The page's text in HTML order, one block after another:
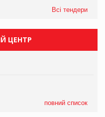
Всі тендери
ЦЕНТР
повний список